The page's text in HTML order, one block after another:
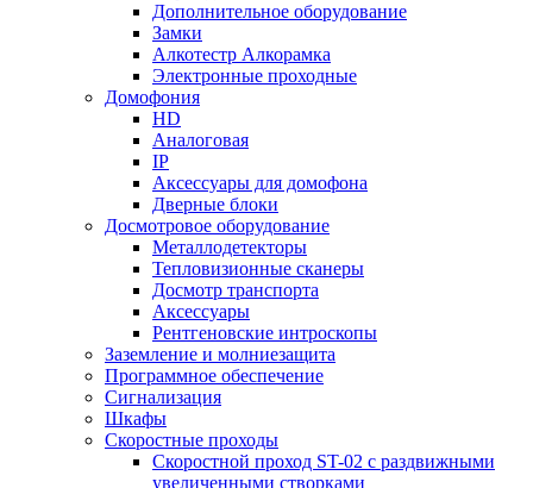
Дополнительное оборудование
Замки
Алкотестр Алкорамка
Электронные проходные
Домофония
HD
Аналоговая
IP
Аксессуары для домофона
Дверные блоки
Досмотровое оборудование
Металлодетекторы
Тепловизионные сканеры
Досмотр транспорта
Аксессуары
Рентгеновские интроскопы
Заземление и молниезащита
Программное обеспечение
Сигнализация
Шкафы
Скоростные проходы
Скоростной проход ST-02 с раздвижными
увеличенными створками